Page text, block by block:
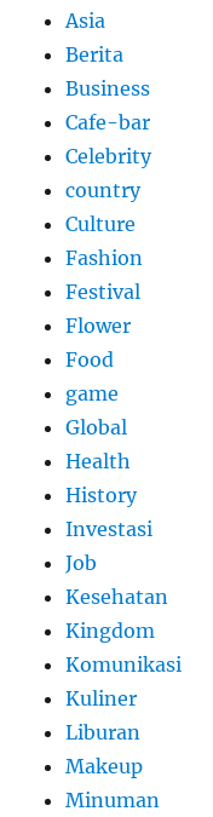
Asia
Berita
Business
Cafe-bar
Celebrity
country
Culture
Fashion
Festival
Flower
Food
game
Global
Health
History
Investasi
Job
Kesehatan
Kingdom
Komunikasi
Kuliner
Liburan
Makeup
Minuman